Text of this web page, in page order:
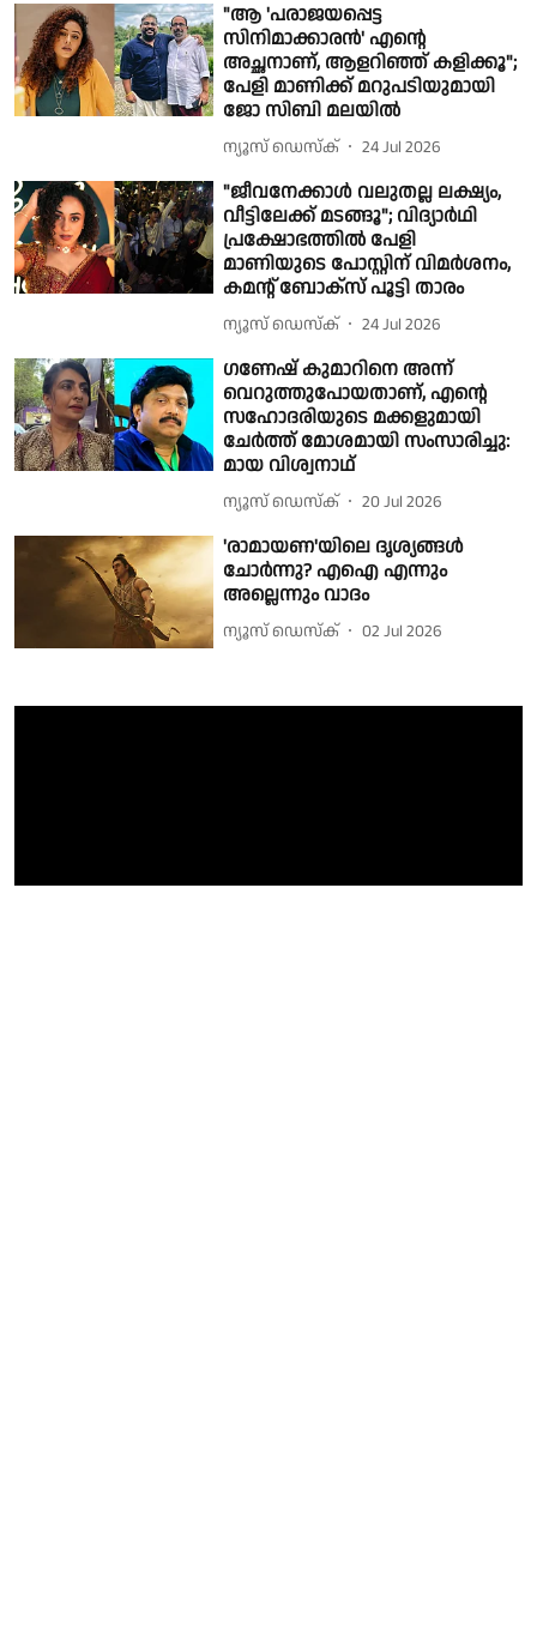
"ആ 'പരാജയപ്പെട്ട
സിനിമാക്കാരൻ' എന്റെ
അച്ഛനാണ്, ആളറിഞ്ഞ് കളിക്കൂ";
പേളി മാണിക്ക് മറുപടിയുമായി
ജോ സിബി മലയിൽ
ന്യൂസ് ഡെസ്ക് 24 Jul 2026
"ജീവനേക്കാൾ വലുതല്ല ലക്ഷ്യം,
വീട്ടിലേക്ക് മടങ്ങൂ"; വിദ്യാർഥി
പ്രക്ഷോഭത്തിൽ പേളി
മാണിയുടെ പോസ്റ്റിന് വിമർശനം,
കമന്റ് ബോക്സ് പൂട്ടി താരം
ന്യൂസ് ഡെസ്ക് 24 Jul 2026
ഗണേഷ് കുമാറിനെ അന്ന്
വെറുത്തുപോയതാണ്, എന്റെ
സഹോദരിയുടെ മക്കളുമായി
ചേർത്ത് മോശമായി സംസാരിച്ചു:
മായ വിശ്വനാഥ്
ന്യൂസ് ഡെസ്ക് 20 Jul 2026
'രാമായണ'യിലെ ദൃശ്യങ്ങൾ
ചോർന്നു? എഐ എന്നും
അല്ലെന്നും വാദം
ന്യൂസ് ഡെസ്ക് 02 Jul 2026